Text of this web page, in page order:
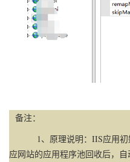
备注：
1、原理说明：IIS应用初始
应网站的应用程序池回收后，